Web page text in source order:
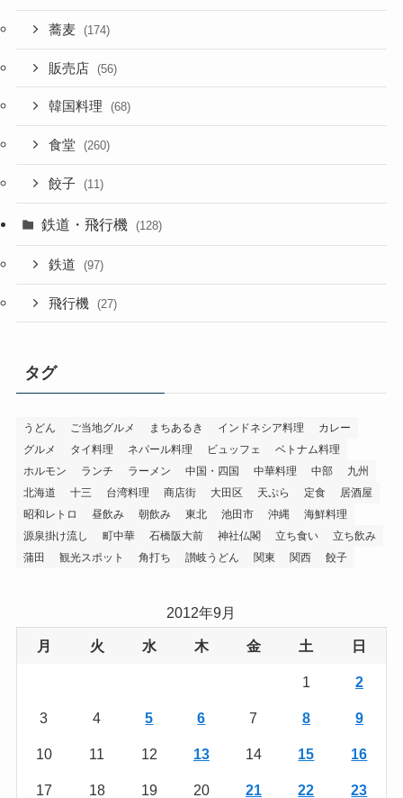
蕎麦 (174)
販売店 (56)
韓国料理 (68)
食堂 (260)
餃子 (11)
鉄道・飛行機 (128)
鉄道 (97)
飛行機 (27)
タグ
うどん ご当地グルメ まちあるき インドネシア料理
カレー
グルメ
タイ料理 ネパール料理 ビュッフェ
ベトナム料理
ホルモン
ランチ ラーメン 中国・四国 中華料理 中部
九州
北海道
十三 台湾料理 商店街 大田区 天ぷら 定食
居酒屋
昭和レトロ
昼飲み 朝飲み 東北 池田市 沖縄
海鮮料理
源泉掛け流し
町中華 石橋阪大前 神社仏閣 立ち食い
立ち飲み
蒲田
観光スポット 角打ち 讃岐うどん 関東 関西 餃子
2012年9月
月 火 水 木 金 土 日
1 2
3 4 5 6 7 8 9
10 11 12 13 14 15 16
17 18 19 20 21 22 23